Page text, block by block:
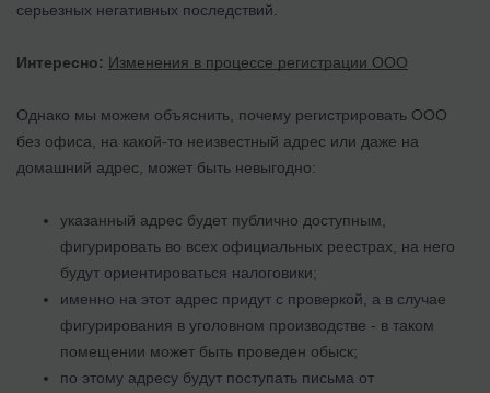
серьезных негативных последствий.
Интересно: Изменения в процессе регистрации ООО
Однако мы можем объяснить, почему регистрировать ООО
без офиса, на какой-то неизвестный адрес или даже на
домашний адрес, может быть невыгодно:
указанный адрес будет публично доступным,
фигурировать во всех официальных реестрах, на него
будут ориентироваться налоговики;
именно на этот адрес придут с проверкой, а в случае
фигурирования в уголовном производстве - в таком
помещении может быть проведен обыск;
по этому адресу будут поступать письма от